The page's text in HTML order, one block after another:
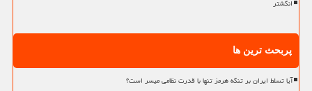
انگشتر
پربحث ترین ها
آیا تسلط ایران بر تنگه هرمز تنها با قدرت نظامی میسر است؟